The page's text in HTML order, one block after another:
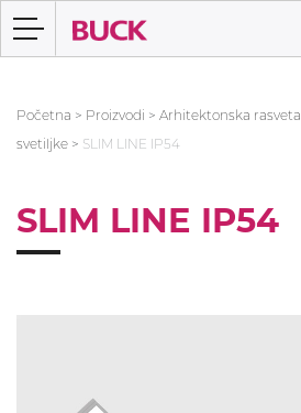
Početna > Proizvodi > Arhitektonska rasveta
svetiljke > SLIM LINE IP54
SLIM LINE IP54